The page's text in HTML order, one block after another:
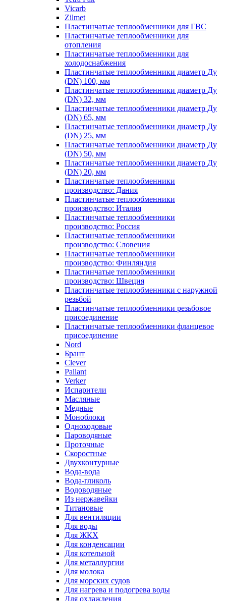
Vicarb
Zilmet
Пластинчатые теплообменники для ГВС
Пластинчатые теплообменники для
отопления
Пластинчатые теплообменники для
холодоснабжения
Пластинчатые теплообменники диаметр Ду
(DN) 100, мм
Пластинчатые теплообменники диаметр Ду
(DN) 32, мм
Пластинчатые теплообменники диаметр Ду
(DN) 65, мм
Пластинчатые теплообменники диаметр Ду
(DN) 25, мм
Пластинчатые теплообменники диаметр Ду
(DN) 50, мм
Пластинчатые теплообменники диаметр Ду
(DN) 20, мм
Пластинчатые теплообменники
производство: Дания
Пластинчатые теплообменники
производство: Италия
Пластинчатые теплообменники
производство: Россия
Пластинчатые теплообменники
производство: Словения
Пластинчатые теплообменники
производство: Финляндия
Пластинчатые теплообменники
производство: Швеция
Пластинчатые теплообменники с наружной
резьбой
Пластинчатые теплообменники резьбовое
присоединение
Пластинчатые теплообменники фланцевое
присоединение
Nord
Брант
Clever
Pallant
Verker
Испарители
Масляные
Медные
Моноблоки
Одноходовые
Пароводяные
Проточные
Скоростные
Двухконтурные
Вода-вода
Вода-гликоль
Водоводяные
Из нержавейки
Титановые
Для вентиляции
Для воды
Для ЖКХ
Для конденсации
Для котельной
Для металлургии
Для молока
Для морских судов
Для нагрева и подогрева воды
Для охлаждения